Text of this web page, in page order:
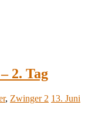
2. Tag
, Zwinger 2 13. Juni